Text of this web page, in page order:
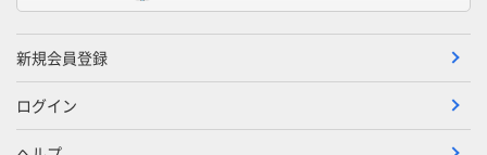
新規会員登録
ログイン